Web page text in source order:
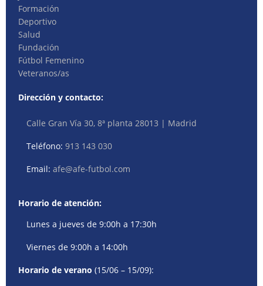
Formación
Deportivo
Salud
Fundación
Fútbol Femenino
Veteranos/as
Dirección y contacto:
Calle Gran Vía 30, 8ª planta 28013 | Madrid
Teléfono:913 143 030
Email:afe@afe-futbol.com
Horario de atención:
Lunes a jueves de 9:00h a 17:30h
Viernes de 9:00h a 14:00h
Horario de verano (15/06 – 15/09):